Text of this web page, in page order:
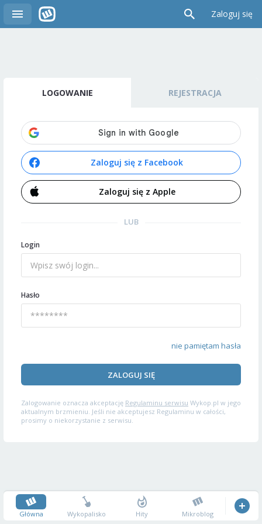
Zaloguj się
LOGOWANIE REJESTRACJA
Zaloguj się z Facebook
Zaloguj się z Apple
LUB
Login
Hasło
nie pamiętam hasła
ZALOGUJ SIĘ
Zalogowanie oznacza akceptację Regulaminu serwisu Wykop.pl w jego
aktualnym brzmieniu. Jeśli nie akceptujesz Regulaminu w całości,
prosimy o niekorzystanie z serwisu.
Główna Wykopalisko Hity Mikroblog